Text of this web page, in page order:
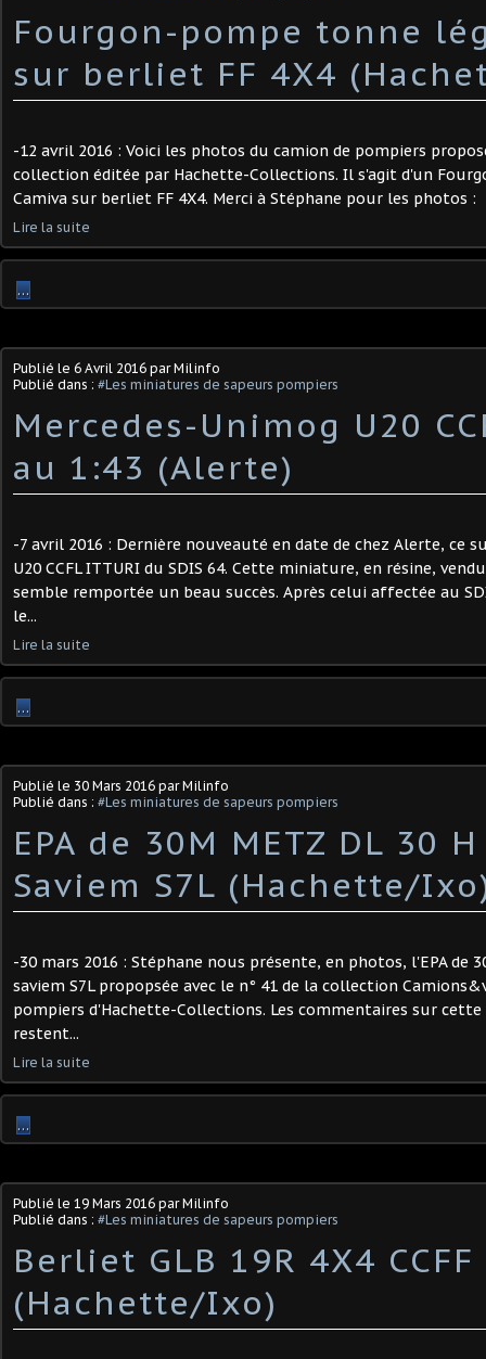
Fourgon-pompe tonne
sur berliet FF 4X4
-12 avril 2016 : Voici les photos du camion de pompiers
collection éditée par Hachette-Collections. Il s'agit d'un
Camiva sur berliet FF 4X4. Merci à Stéphane pour les photos :
Lire la suite
…
Publié le 6 Avril 2016 par Milinfo
Publié dans : #Les miniatures de sapeurs pompiers
Mercedes-Unimog U20
au 1:43 (Alerte)
-7 avril 2016 : Dernière nouveauté en date de chez Alerte, ce
U20 CCFL ITTURI du SDIS 64. Cette miniature, en résine,
semble remportée un beau succès. Après celui affectée au
le...
Lire la suite
…
Publié le 30 Mars 2016 par Milinfo
Publié dans : #Les miniatures de sapeurs pompiers
EPA de 30M METZ DL 30
Saviem S7L (Hachette/
-30 mars 2016 : Stéphane nous présente, en photos, l'EPA de
saviem S7L propopsée avec le n° 41 de la collection
pompiers d'Hachette-Collections. Les commentaires sur
restent...
Lire la suite
…
Publié le 19 Mars 2016 par Milinfo
Publié dans : #Les miniatures de sapeurs pompiers
Berliet GLB 19R 4X4
(Hachette/Ixo)